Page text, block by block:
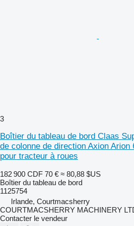
3
Boîtier du tableau de bord Claas
de colonne de direction Axion Arion
pour tracteur à roues
182 900 CDF 70 € ≈ 80,88 $US
Boîtier du tableau de bord
1125754
Irlande, Courtmacsherry
COURTMACSHERRY MACHINERY
Contacter le vendeur